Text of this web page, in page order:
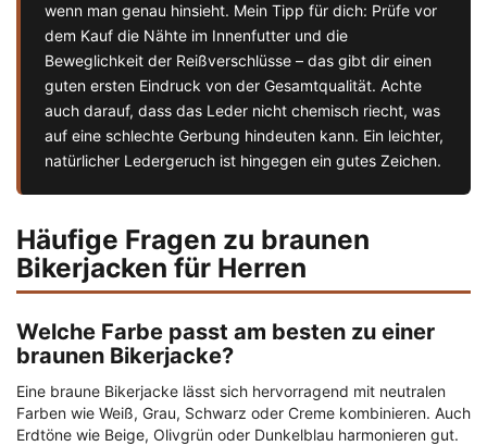
wenn man genau hinsieht. Mein Tipp für dich: Prüfe vor
dem Kauf die Nähte im Innenfutter und die
Beweglichkeit der Reißverschlüsse – das gibt dir einen
guten ersten Eindruck von der Gesamtqualität. Achte
auch darauf, dass das Leder nicht chemisch riecht, was
auf eine schlechte Gerbung hindeuten kann. Ein leichter,
natürlicher Ledergeruch ist hingegen ein gutes Zeichen.
Häufige Fragen zu braunen
Bikerjacken für Herren
Welche Farbe passt am besten zu einer
braunen Bikerjacke?
Eine braune Bikerjacke lässt sich hervorragend mit neutralen
Farben wie Weiß, Grau, Schwarz oder Creme kombinieren. Auch
Erdtöne wie Beige, Olivgrün oder Dunkelblau harmonieren gut.